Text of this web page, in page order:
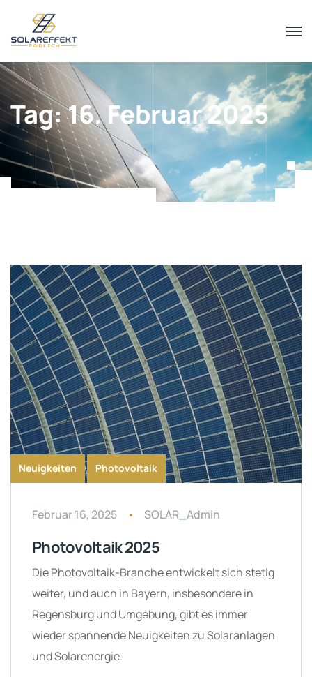
Tag:16. Februar 2025
Neuigkeiten Photovoltaik
Februar 16, 2025 SOLAR_Admin
Photovoltaik 2025
Die Photovoltaik-Branche entwickelt sich stetig
weiter, und auch in Bayern, insbesondere in
Regensburg und Umgebung, gibt es immer
wieder spannende Neuigkeiten zu Solaranlagen
und Solarenergie.